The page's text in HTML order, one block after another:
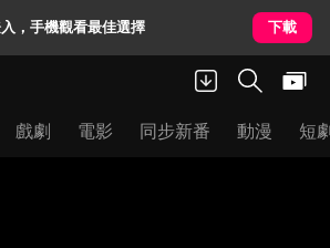
，手機觀看最佳選擇 下載
戲劇 電影 同步新番 動漫 短